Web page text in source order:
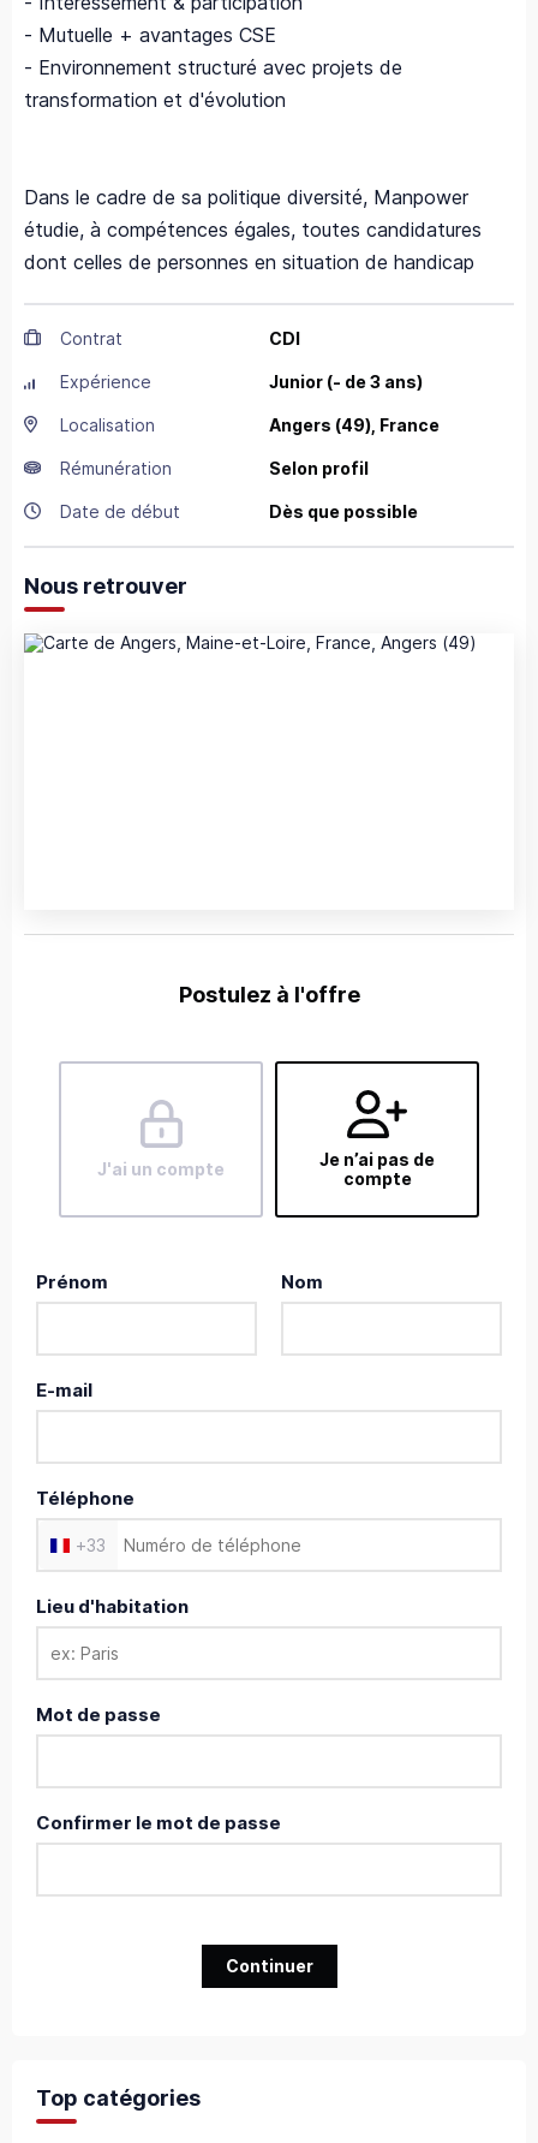
- Mutuelle + avantages CSE
- Environnement structuré avec projets de
transformation et d'évolution
Dans le cadre de sa politique diversité, Manpower
étudie, à compétences égales, toutes candidatures
dont celles de personnes en situation de handicap
Contrat CDI
Expérience Junior (- de 3 ans)
Localisation Angers (49), France
Rémunération Selon profil
Date de début Dès que possible
Nous retrouver
Postulez à l'offre
J'ai un compte
Je n’ai pas de
compte
Prénom Nom
E-mail
Téléphone
+33
Lieu d'habitation
Mot de passe
Confirmer le mot de passe
Continuer
Top catégories